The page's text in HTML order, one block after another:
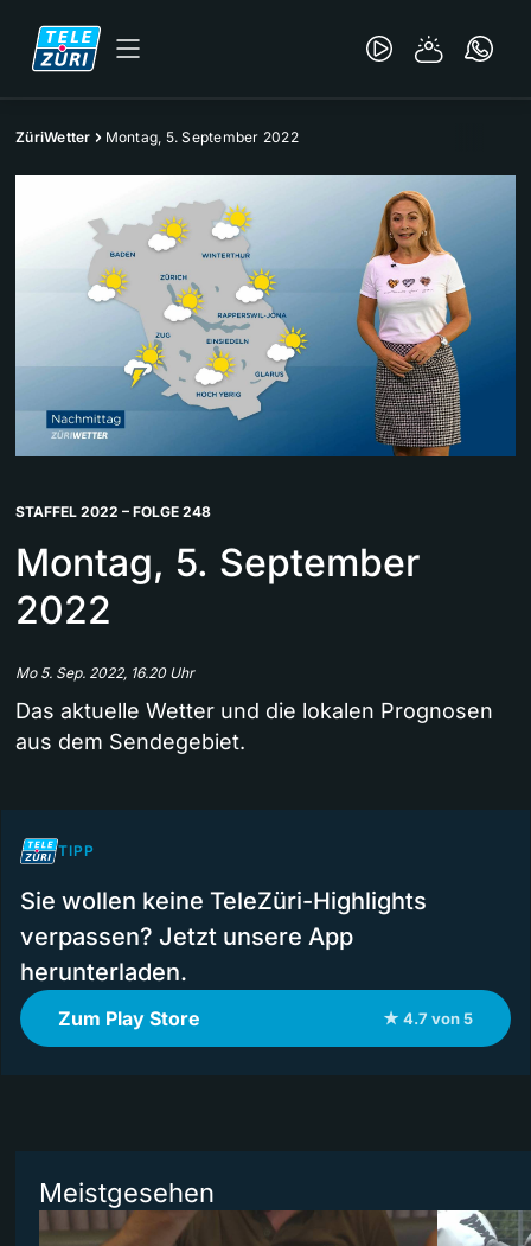
ZüriWetter Montag, 5. September 2022
STAFFEL 2022 – FOLGE 248
Montag, 5. September
2022
Mo 5. Sep. 2022, 16.20 Uhr
Das aktuelle Wetter und die lokalen Prognosen
aus dem Sendegebiet.
TIPP
Sie wollen keine TeleZüri-Highlights
verpassen? Jetzt unsere App
herunterladen.
Zum Play Store ★ 4.7 von 5
Meistgesehen